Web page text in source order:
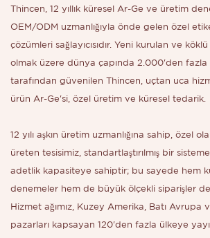
Thincen, 12 yıllık küresel Ar-Ge ve üretim
OEM/ODM uzmanlığıyla önde gelen özel
çözümleri sağlayıcısıdır. Yeni kurulan ve
olmak üzere dünya çapında 2.000'den fazla
tarafından güvenilen Thincen, uçtan uca
ürün Ar-Ge'si, özel üretim ve küresel tedarik.
12 yılı aşkın üretim uzmanlığına sahip, özel
üreten tesisimiz, standartlaştırılmış bir
adetlik kapasiteye sahiptir; bu sayede hem
denemeler hem de büyük ölçekli siparişler
Hizmet ağımız, Kuzey Amerika, Batı
pazarları kapsayan 120'den fazla ülkeye